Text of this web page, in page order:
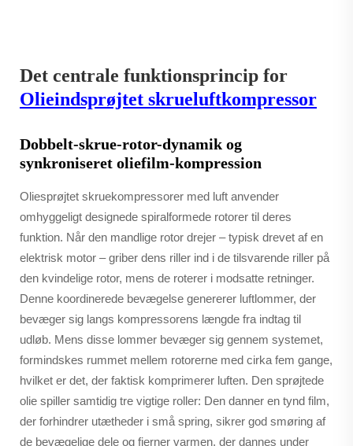
Det centrale funktionsprincip for
Olieindsprøjtet skrueluftkompressor
Dobbelt-skrue-rotor-dynamik og
synkroniseret oliefilm-kompression
Oliesprøjtet skruekompressorer med luft anvender
omhyggeligt designede spiralformede rotorer til deres
funktion. Når den mandlige rotor drejer – typisk drevet af en
elektrisk motor – griber dens riller ind i de tilsvarende riller på
den kvindelige rotor, mens de roterer i modsatte retninger.
Denne koordinerede bevægelse genererer luftlommer, der
bevæger sig langs kompressorens længde fra indtag til
udløb. Mens disse lommer bevæger sig gennem systemet,
formindskes rummet mellem rotorerne med cirka fem gange,
hvilket er det, der faktisk komprimerer luften. Den sprøjtede
olie spiller samtidig tre vigtige roller: Den danner en tynd film,
der forhindrer utætheder i små spring, sikrer god smøring af
de bevægelige dele og fjerner varmen, der dannes under